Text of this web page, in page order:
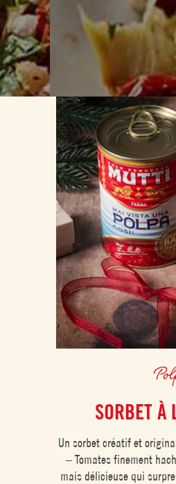
SORBET À
Un sorbet créatif et
– Tomates finement
mais délicieuse qui